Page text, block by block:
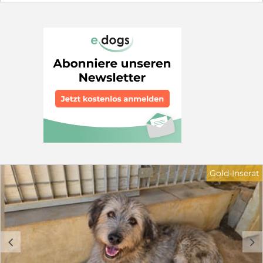
es schwer, sich im Rudel durchzusetzen. Sie liegt nur
Zuhause in ruhiger Wohnlage. Sie sollten über
Hundeerfahrung verfügen. Kinder sollten 12 Jahre oder
älter sein. Schön wäre ein sozialer Hundekumpel, der ihr
zeigt, wie schön das Leben sein kann. Wer hilft
Castagna und schenkt ihr ein Körbchen, sei es für
immer oder auf Zeit in Form von einer Pflegestelle. Sie
braucht dringend unsere Hilfe. Haben Sie Fragen zu
Castagna? Dann freue ich mich über ihre
Kontaktaufnahme: Petra Niebuhr 0171 1246032 Email:
petra.niebuhr@furbys-fellfreunde.de Alle Hunde sind
registrierten Transport. Die Hunde reisen mit Traces.
c d
Gold-Inserat